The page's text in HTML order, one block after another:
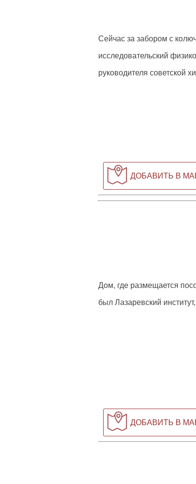
Сейчас за забором с
исследовательский
руководителя советской
ДОБАВИТЬ В
Дом, где размещается
был Лазаревский
ДОБАВИТЬ В